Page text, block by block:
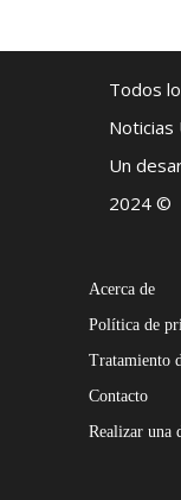
Todos
Noticias
Un
2024 ©
Acerca de
Política de
Tratamiento
Contacto
Realizar una